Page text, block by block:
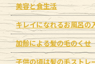
美容と食生活
キレイになれるお風呂の
加齢による髪の毛のくせ
子供の頃は髪の毛ストレ